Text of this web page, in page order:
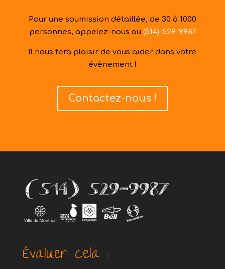
Pour une soumission détaillée, de 30 à 1000
personnes, appelez-nous au (514)-529-9987
Il nous fera plaisir de vous aider dans votre
évènement !
Contactez-nous !
Évaluer cela :